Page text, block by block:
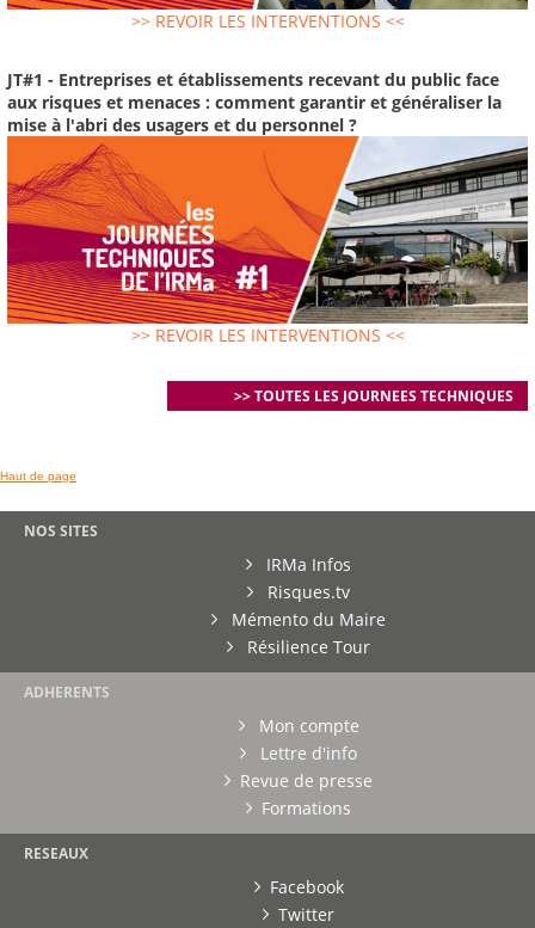
>> REVOIR LES INTERVENTIONS <<
JT#1 - Entreprises et établissements recevant du public face
aux risques et menaces : comment garantir et généraliser la
mise à l'abri des usagers et du personnel ?
>> REVOIR LES INTERVENTIONS <<
>> TOUTES LES JOURNEES TECHNIQUES
Haut de page
NOS SITES
IRMa Infos
Risques.tv
Mémento du Maire
Résilience Tour
ADHERENTS
Mon compte
Lettre d'info
Revue de presse
Formations
RESEAUX
Facebook
Twitter